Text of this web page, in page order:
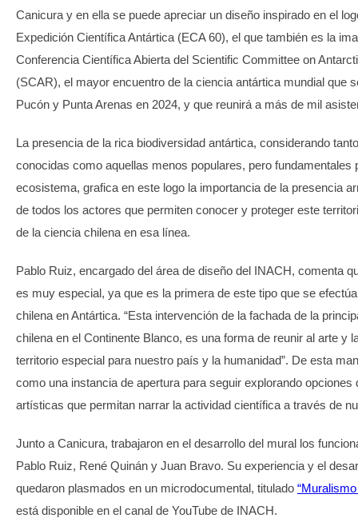
Canicura y en ella se puede apreciar un diseño inspirado en el
Expedición Científica Antártica (ECA 60), el que también es la
Conferencia Científica Abierta del Scientific Committee on
(SCAR), el mayor encuentro de la ciencia antártica mundial que
Pucón y Punta Arenas en 2024, y que reunirá a más de mil
La presencia de la rica biodiversidad antártica, considerando
conocidas como aquellas menos populares, pero fundamentales
ecosistema, grafica en este logo la importancia de la presencia
de todos los actores que permiten conocer y proteger este
de la ciencia chilena en esa línea.
Pablo Ruiz, encargado del área de diseño del INACH, comenta
es muy especial, ya que es la primera de este tipo que se
chilena en Antártica. “Esta intervención de la fachada de la
chilena en el Continente Blanco, es una forma de reunir al arte y
territorio especial para nuestro país y la humanidad”. De esta
como una instancia de apertura para seguir explorando opciones
artísticas que permitan narrar la actividad científica a través de
Junto a Canicura, trabajaron en el desarrollo del mural los
Pablo Ruiz, René Quinán y Juan Bravo. Su experiencia y el
quedaron plasmados en un microdocumental, titulado
está disponible en el canal de YouTube de INACH.